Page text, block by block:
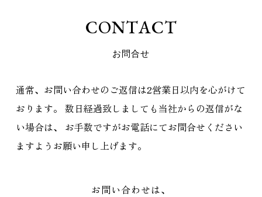
CONTACT
お問合せ
通常、お問い合わせのご返信は2営業日以内を心がけて
おります。 数日経過致しましても当社からの返信がな
い場合は、
お手数ですがお電話にてお問合せください
ますようお願い申し上げます。
お問い合わせは、